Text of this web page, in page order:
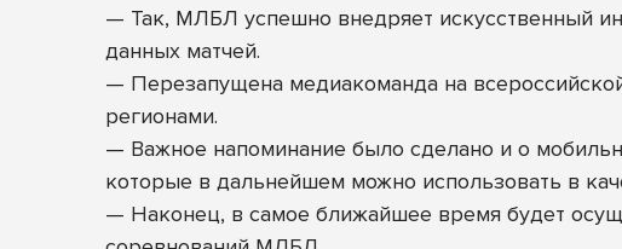
— Так, МЛБЛ успешно внедряет искусственный
данных матчей.
— Перезапущена медиакоманда на
регионами.
— Важное напоминание было сделано и о
которые в дальнейшем можно использовать в
— Наконец, в самое ближайшее время будет